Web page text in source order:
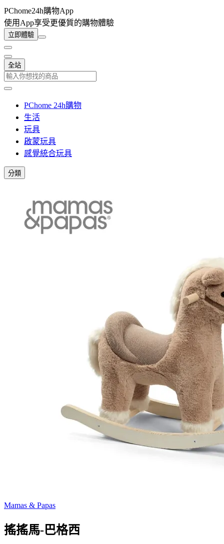
PChome24h購物App
使用App享受更優質的購物體驗
立即體驗
全站
PChome 24h購物
生活
玩具
啟蒙玩具
感覺統合玩具
分類
Mamas & Papas
搖搖馬-巴格西